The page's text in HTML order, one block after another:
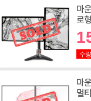
마
로
수
마
멀